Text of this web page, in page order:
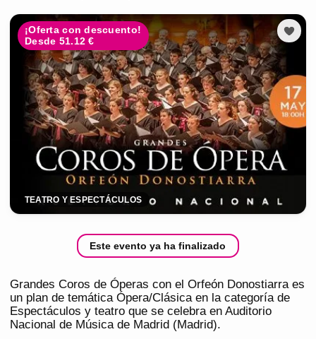
¡Oferta con descuento!
Desde 51.12 €
TEATRO Y ESPECTÁCULOS
Este evento ya ha finalizado
Grandes Coros de Óperas con el Orfeón Donostiarra es
un plan de temática Ópera/Clásica en la categoría de
Espectáculos y teatro que se celebra en Auditorio
Nacional de Música de Madrid (Madrid).